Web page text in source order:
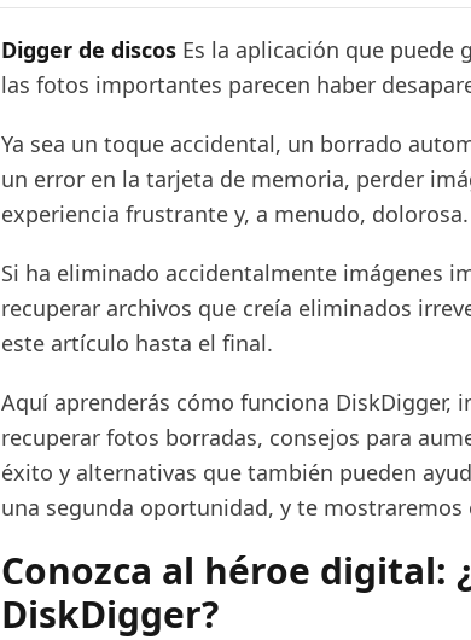
Digger de discos Es la aplicación que puede
las fotos importantes parecen haber
Ya sea un toque accidental, un borrado
un error en la tarjeta de memoria, perder
experiencia frustrante y, a menudo, dolorosa.
Si ha eliminado accidentalmente imágenes
recuperar archivos que creía eliminados
este artículo hasta el final.
Aquí aprenderás cómo funciona DiskDigger,
recuperar fotos borradas, consejos para
éxito y alternativas que también pueden
una segunda oportunidad, y te mostraremos
Conozca al héroe digital:
DiskDigger?